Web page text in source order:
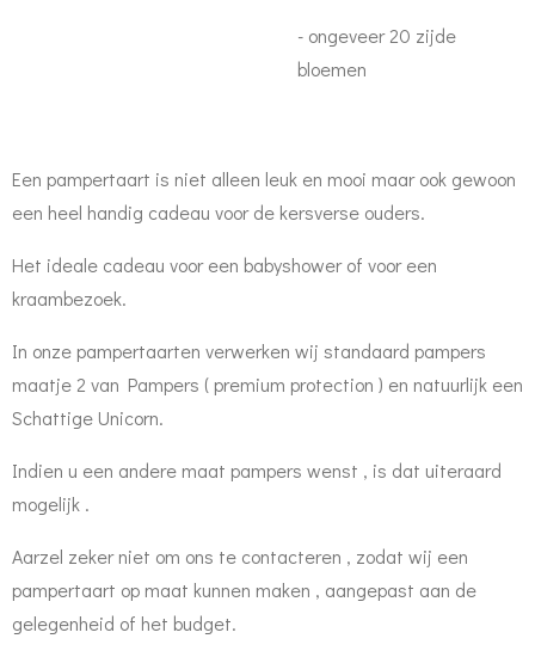
- ongeveer 20 zijde
bloemen
Een pampertaart is niet alleen leuk en mooi maar ook gewoon
een heel handig cadeau voor de kersverse ouders.
Het ideale cadeau voor een babyshower of voor een
kraambezoek.
In onze pampertaarten verwerken wij standaard pampers
maatje 2 van Pampers ( premium protection ) en natuurlijk een
Schattige Unicorn.
Indien u een andere maat pampers wenst , is dat uiteraard
mogelijk .
Aarzel zeker niet om ons te contacteren , zodat wij een
pampertaart op maat kunnen maken , aangepast aan de
gelegenheid of het budget.